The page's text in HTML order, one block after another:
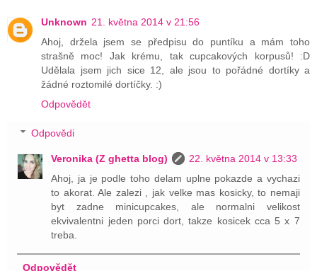
Unknown 21. května 2014 v 21:56
Ahoj, držela jsem se předpisu do puntíku a mám toho
strašně moc! Jak krému, tak cupcakových korpusů! :D
Udělala jsem jich sice 12, ale jsou to pořádné dortíky a
žádné roztomilé dortíčky. :)
Odpovědět
Odpovědi
Veronika (Z ghetta blog)
22. května 2014 v 13:33
Ahoj, ja je podle toho delam uplne pokazde a vychazi
to akorat. Ale zalezi , jak velke mas kosicky, to nemaji
byt zadne minicupcakes, ale normalni velikost
ekvivalentni jeden porci dort, takze kosicek cca 5 x 7
treba.
Odpovědět